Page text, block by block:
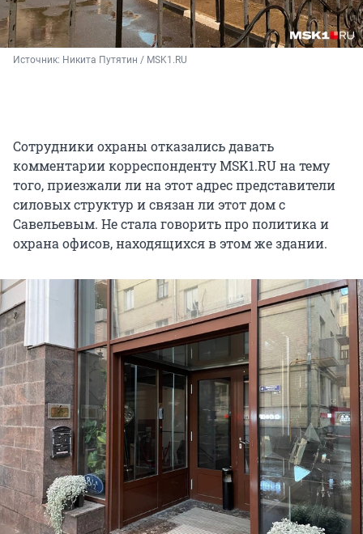
Источник: Никита Путятин / MSK1.RU
Сотрудники охраны отказались давать
комментарии корреспонденту MSK1.RU на тему
того, приезжали ли на этот адрес представители
силовых структур и связан ли этот дом с
Савельевым. Не стала говорить про политика и
охрана офисов, находящихся в этом же здании.